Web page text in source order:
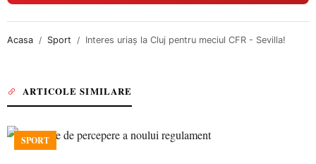
Acasa Sport Interes uriaș la Cluj pentru meciul CFR - Sevilla!
ARTICOLE SIMILARE
SPORT